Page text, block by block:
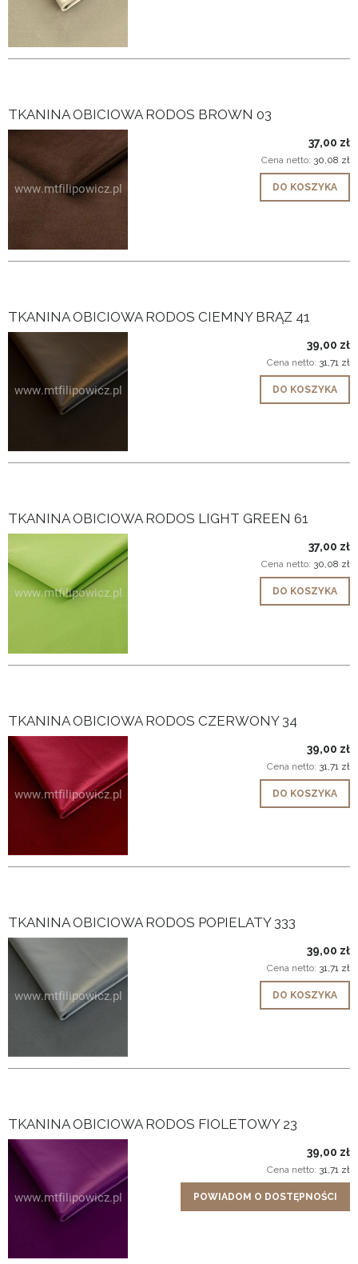
TKANINA OBICIOWA RODOS BROWN 03
37,00 zł
Cena netto: 30,08 zł
DO KOSZYKA
TKANINA OBICIOWA RODOS CIEMNY BRĄZ 41
39,00 zł
Cena netto: 31,71 zł
DO KOSZYKA
TKANINA OBICIOWA RODOS LIGHT GREEN 61
37,00 zł
Cena netto: 30,08 zł
DO KOSZYKA
TKANINA OBICIOWA RODOS CZERWONY 34
39,00 zł
Cena netto: 31,71 zł
DO KOSZYKA
TKANINA OBICIOWA RODOS POPIELATY 333
39,00 zł
Cena netto: 31,71 zł
DO KOSZYKA
TKANINA OBICIOWA RODOS FIOLETOWY 23
39,00 zł
Cena netto: 31,71 zł
POWIADOM O DOSTĘPNOŚCI